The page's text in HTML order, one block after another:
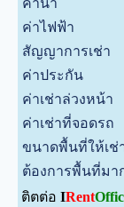
ค่าน้ำ
ค่าไฟฟ้า
สัญญาการเช่า
ค่าประกัน
ค่าเช่าล่วงหน้า
ค่าเช่าที่จอดรถ
ขนาดพื้นที่ให้เช่
ต้องการพื้นที่มา
ติตต่อ IRent